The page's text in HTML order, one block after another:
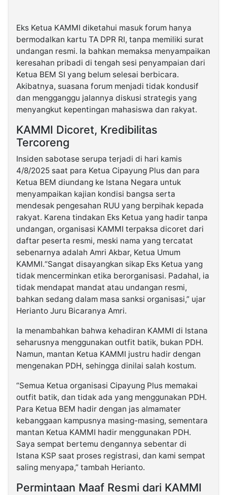
Eks Ketua KAMMI diketahui masuk forum hanya
bermodalkan kartu TA DPR RI, tanpa memiliki surat
undangan resmi. Ia bahkan memaksa menyampaikan
keresahan pribadi di tengah sesi penyampaian dari
Ketua BEM SI yang belum selesai berbicara.
Akibatnya, suasana forum menjadi tidak kondusif
dan mengganggu jalannya diskusi strategis yang
menyangkut kepentingan mahasiswa dan rakyat.
KAMMI Dicoret, Kredibilitas
Tercoreng
Insiden sabotase serupa terjadi di hari kamis
4/8/2025 saat para Ketua Cipayung Plus dan para
Ketua BEM diundang ke Istana Negara untuk
menyampaikan kajian kondisi bangsa serta
mendesak pengesahan RUU yang berpihak kepada
rakyat. Karena tindakan Eks Ketua yang hadir tanpa
undangan, organisasi KAMMI terpaksa dicoret dari
daftar peserta resmi, meski nama yang tercatat
sebenarnya adalah Amri Akbar, Ketua Umum
KAMMI.“Sangat disayangkan sikap Eks Ketua yang
tidak mencerminkan etika berorganisasi. Padahal, ia
tidak mendapat mandat atau undangan resmi,
bahkan sedang dalam masa sanksi organisasi,” ujar
Herianto Juru Bicaranya Amri.
Ia menambahkan bahwa kehadiran KAMMI di Istana
seharusnya menggunakan outfit batik, bukan PDH.
Namun, mantan Ketua KAMMI justru hadir dengan
mengenakan PDH, sehingga dinilai salah kostum.
“Semua Ketua organisasi Cipayung Plus memakai
outfit batik, dan tidak ada yang menggunakan PDH.
Para Ketua BEM hadir dengan jas almamater
kebanggaan kampusnya masing-masing, sementara
mantan Ketua KAMMI hadir menggunakan PDH.
Saya sempat bertemu dengannya sebentar di
Istana KSP saat proses registrasi, dan kami sempat
saling menyapa,” tambah Herianto.
Permintaan Maaf Resmi dari KAMMI